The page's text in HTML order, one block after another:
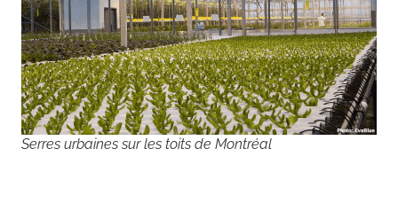
Serres urbaines sur les toits de Montréal